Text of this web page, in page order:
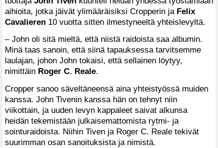
aihioita, jotka jäivät ylimääräisiksi Cropperin ja Felix
Cavalieren 10 vuotta sitten ilmestyneeltä yhteislevyltä.
– John oli sitä mieltä, että niistä raidoista saa albumin.
Minä taas sanoin, että siinä tapauksessa tarvitsemme
laulajan, johon John tokaisi, että sellainen löytyy,
nimittäin Roger C. Reale.
Cropper sanoo säveltäneensä aina yhteistyössä muiden
kanssa. John Tivenin kanssa hän on tehnyt niin
viikottain, ja uuden levyn kappaleet saivat alkunsa
heidän tekemistään julkaisemattomista rytmi- ja
sointuraidoista. Niihin Tiven ja Roger C. Reale tekivät
suurimman osan sanoituksista ja nimistä.